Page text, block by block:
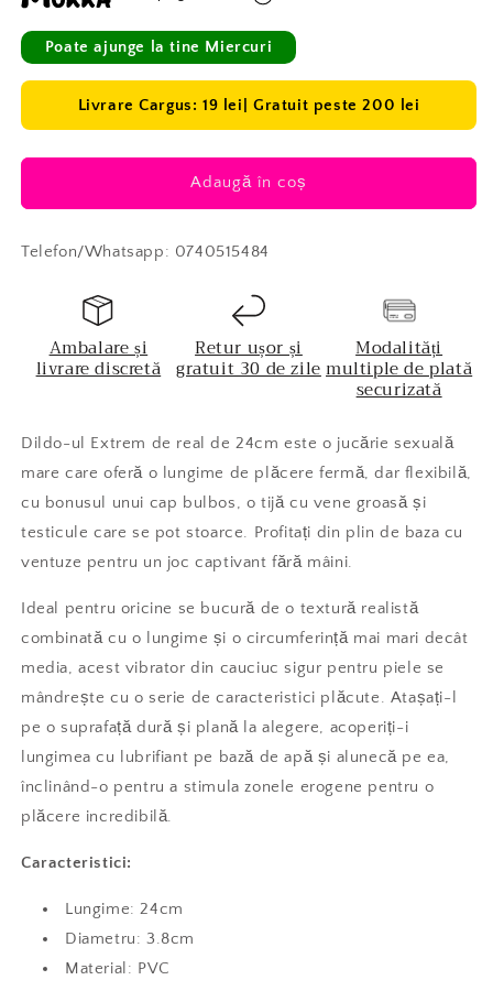
Poate ajunge la tine Miercuri
Livrare Cargus: 19 lei| Gratuit peste 200 lei
Adaugă în coș
Telefon/Whatsapp: 0740515484
Ambalare și
livrare discretă
Retur ușor și
gratuit 30 de zile
Modalități
multiple de plată
securizată
Dildo-ul Extrem de real de 24cm este o jucărie sexuală
mare care oferă o lungime de plăcere fermă, dar flexibilă,
cu bonusul unui cap bulbos, o tijă cu vene groasă și
testicule care se pot stoarce. Profitați din plin de baza cu
ventuze pentru un joc captivant fără mâini.
Ideal pentru oricine se bucură de o textură realistă
combinată cu o lungime și o circumferință mai mari decât
media, acest vibrator din cauciuc sigur pentru piele se
mândrește cu o serie de caracteristici plăcute. Atașați-l
pe o suprafață dură și plană la alegere, acoperiți-i
lungimea cu lubrifiant pe bază de apă și alunecă pe ea,
înclinând-o pentru a stimula zonele erogene pentru o
plăcere incredibilă.
Caracteristici:
Lungime: 24cm
Diametru: 3.8cm
Material: PVC